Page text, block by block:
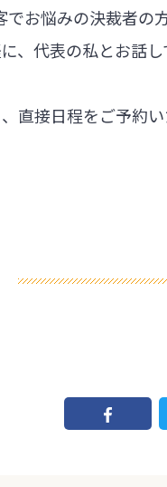
お悩みの決裁者の
、代表の私とお話し
直接日程をご予約い